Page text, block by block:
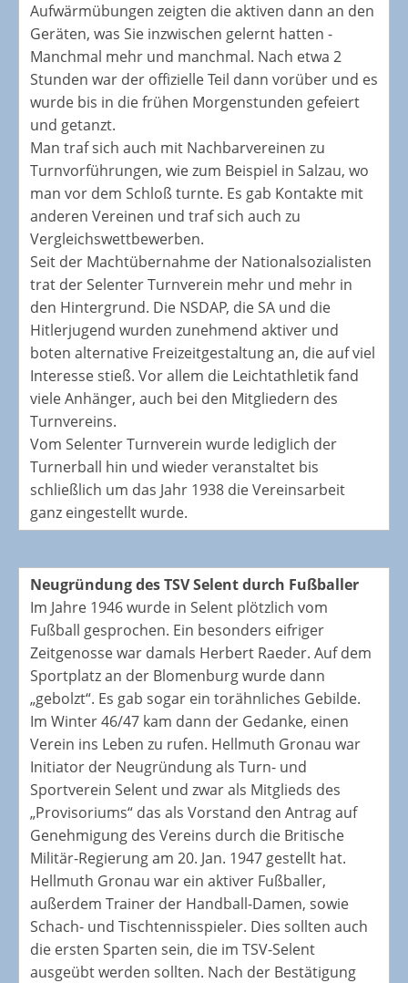
Aufwärmübungen zeigten die aktiven dann an den
Geräten, was Sie inzwischen gelernt hatten -
Manchmal mehr und manchmal. Nach etwa 2
Stunden war der offizielle Teil dann vorüber und es
wurde bis in die frühen Morgenstunden gefeiert
und getanzt.
Man traf sich auch mit Nachbarvereinen zu
Turnvorführungen, wie zum Beispiel in Salzau, wo
man vor dem Schloß turnte. Es gab Kontakte mit
anderen Vereinen und traf sich auch zu
Vergleichswettbewerben.
Seit der Machtübernahme der Nationalsozialisten
trat der Selenter Turnverein mehr und mehr in
den Hintergrund. Die NSDAP, die SA und die
Hitlerjugend wurden zunehmend aktiver und
boten alternative Freizeitgestaltung an, die auf viel
Interesse stieß. Vor allem die Leichtathletik fand
viele Anhänger, auch bei den Mitgliedern des
Turnvereins.
Vom Selenter Turnverein wurde lediglich der
Turnerball hin und wieder veranstaltet bis
schließlich um das Jahr 1938 die Vereinsarbeit
ganz eingestellt wurde.
Neugründung des TSV Selent durch Fußballer
Im Jahre 1946 wurde in Selent plötzlich vom
Fußball gesprochen. Ein besonders eifriger
Zeitgenosse war damals Herbert Raeder. Auf dem
Sportplatz an der Blomenburg wurde dann
„gebolzt“. Es gab sogar ein torähnliches Gebilde.
Im Winter 46/47 kam dann der Gedanke, einen
Verein ins Leben zu rufen. Hellmuth Gronau war
Initiator der Neugründung als Turn- und
Sportverein Selent und zwar als Mitglieds des
„Provisoriums“ das als Vorstand den Antrag auf
Genehmigung des Vereins durch die Britische
Militär-Regierung am 20. Jan. 1947 gestellt hat.
Hellmuth Gronau war ein aktiver Fußballer,
außerdem Trainer der Handball-Damen, sowie
Schach- und Tischtennisspieler. Dies sollten auch
die ersten Sparten sein, die im TSV-Selent
ausgeübt werden sollten. Nach der Bestätigung